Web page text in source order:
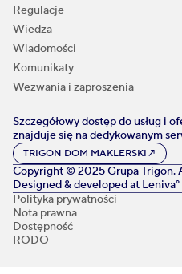
Regulacje
Wiedza
Wiadomości
Komunikaty
Wezwania i zaproszenia
Szczegółowy dostęp do usług i
znajduje się na dedykowanym
TRIGON DOM MAKLERSKI ↗
Copyright © 2025 Grupa Trigon.
Designed & developed at
Polityka prywatności
Nota prawna
Dostępność
RODO